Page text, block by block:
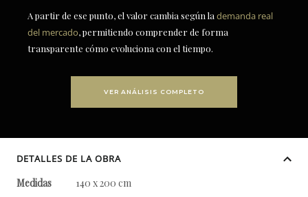
A partir de ese punto, el valor cambia según la demanda real
del mercado, permitiendo comprender de forma
transparente cómo evoluciona con el tiempo.
VER ANÁLISIS COMPLETO
DETALLES DE LA OBRA
Medidas
140 x 200 cm